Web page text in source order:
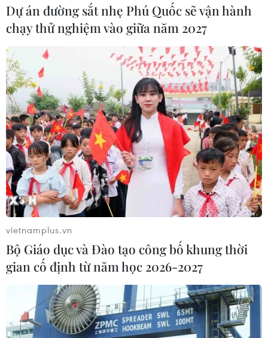
Dự án đường sắt nhẹ Phú Quốc sẽ vận hành
chạy thử nghiệm vào giữa năm 2027
vietnamplus.vn
Bộ Giáo dục và Đào tạo công bố khung thời
gian cố định từ năm học 2026-2027